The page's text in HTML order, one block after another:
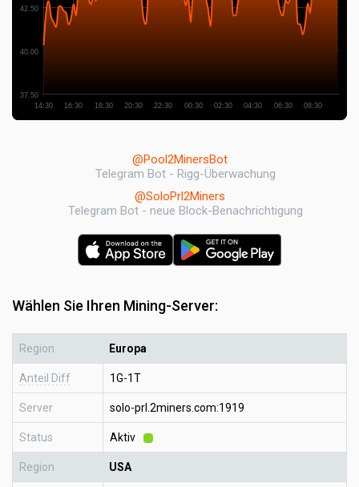
14:30 16:30 18:30 20:30 22:30 00:30 02:30 04:30 06:30 08:30
37.50
40.00
42.50
@Pool2MinersBot
Telegram Bot - Rigg-Überwachung
@SoloPrl2Miners
Telegram Bot - neue Block-Benachrichtigung
Wählen Sie Ihren Mining-Server:
Region Europa
Anteil Diff 1G-1T
Server solo-prl.2miners.com:1919
Status Aktiv
Region USA